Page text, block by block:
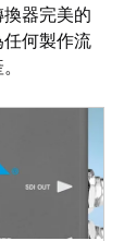
器完美的
何製作流